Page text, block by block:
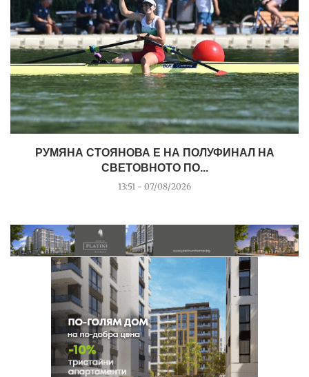
РУМЯНА СТОЯНОВА Е НА ПОЛУФИНАЛ НА
СВЕТОВНОТО ПО...
13:51 - 07/08/2026